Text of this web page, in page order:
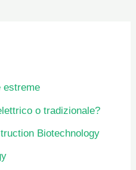
estreme
o tradizionale?
Biotechnology